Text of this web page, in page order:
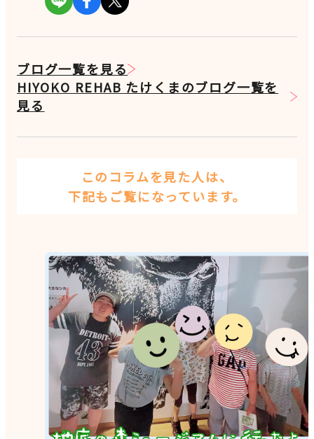
ブログ一覧を見る
HIYOKO REHAB たけくまのブログ一覧を
見る
このコラムを見た人は、
下記もご覧になっています。